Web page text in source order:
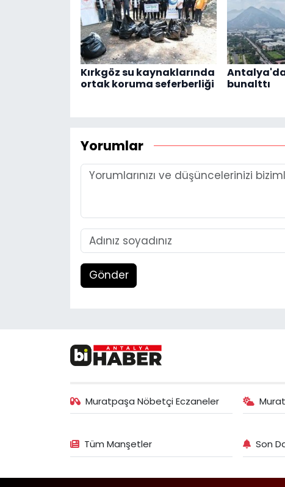
Kırkgöz su kaynaklarında
ortak koruma seferberliği
Antalya'da
bunalttı
Yorumlar
Gönder
Muratpaşa Nöbetçi Eczaneler
Tüm Manşetler Son